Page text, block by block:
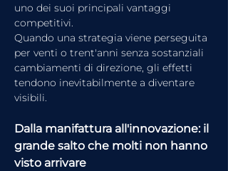
uno dei suoi principali vantaggi
competitivi.
Quando una strategia viene perseguita
per venti o trent'anni senza sostanziali
cambiamenti di direzione, gli effetti
tendono inevitabilmente a diventare
visibili.
Dalla manifattura all'innovazione: il
grande salto che molti non hanno
visto arrivare